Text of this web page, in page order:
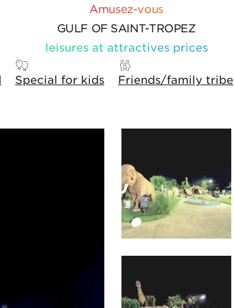
Amusez-vous
GULF OF SAINT-TROPEZ
leisures at attractives prices
Special for kids Friends/family tribe